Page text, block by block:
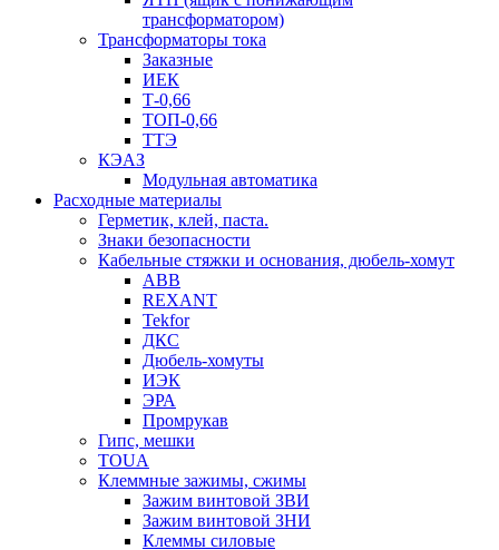
трансформатором)
Трансформаторы тока
Заказные
ИЕК
Т-0,66
ТОП-0,66
ТТЭ
КЭАЗ
Модульная автоматика
Расходные материалы
Герметик, клей, паста.
Знаки безопасности
Кабельные стяжки и основания, дюбель-хомут
ABB
REXANT
Tekfor
ДКС
Дюбель-хомуты
ИЭК
ЭРА
Промрукав
Гипс, мешки
TOUA
Клеммные зажимы, сжимы
Зажим винтовой ЗВИ
Зажим винтовой ЗНИ
Клеммы силовые